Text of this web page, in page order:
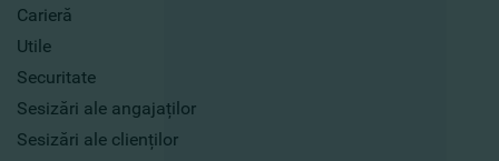
Carieră
Utile
Securitate
Sesizări ale angajaților
Sesizări ale clienților